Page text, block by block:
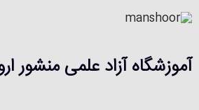
آموزشگاه آزاد علمی منشور